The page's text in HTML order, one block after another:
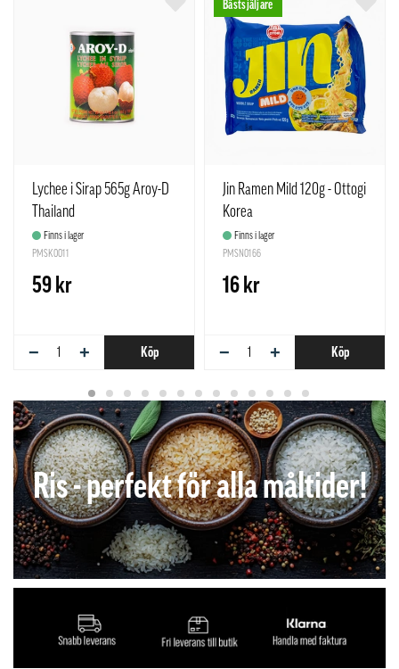
Lychee i Sirap 565g Aroy-D
Thailand
Finns i lager
PMSK0011
59 kr
− + Köp
Bästsjäljare
Jin Ramen Mild 120g - Ottogi
Korea
Finns i lager
PMSN0166
16 kr
− + Köp
Ris - perfekt för alla måltider!